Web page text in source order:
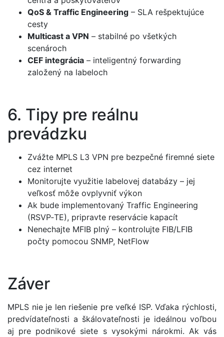
QoS & Traffic Engineering – SLA rešpektujúce
cesty
Multicast a VPN – stabilné po všetkých
scenároch
CEF integrácia – inteligentný forwarding
založený na labeloch
6. Tipy pre reálnu
prevádzku
Zvážte MPLS L3 VPN pre bezpečné firemné siete
cez internet
Monitorujte využitie labelovej databázy – jej
veľkosť môže ovplyvniť výkon
Ak bude implementovaný Traffic Engineering
(RSVP‑TE), pripravte reservácie kapacít
Nenechajte MFIB plný – kontrolujte FIB/LFIB
počty pomocou SNMP, NetFlow
Záver
MPLS nie je len riešenie pre veľké ISP. Vďaka rýchlosti,
predvídateľnosti a škálovateľnosti je ideálnou voľbou
aj pre podnikové siete s vysokými nárokmi. Ak vás